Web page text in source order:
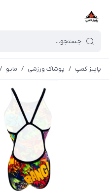
پاییز کمپ / پوشاک ورزشی / مايو /